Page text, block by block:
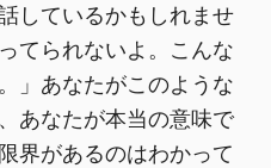
しているかもしれませ
てられないよ。こんな
」あなたがこのような
あなたが本当の意味で
界があるのはわかって